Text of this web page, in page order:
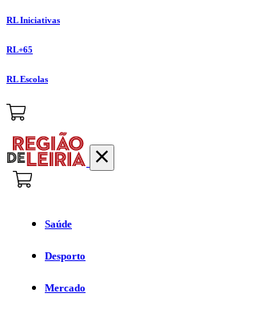
RL Iniciativas
RL+65
RL Escolas
Saúde
Desporto
Mercado